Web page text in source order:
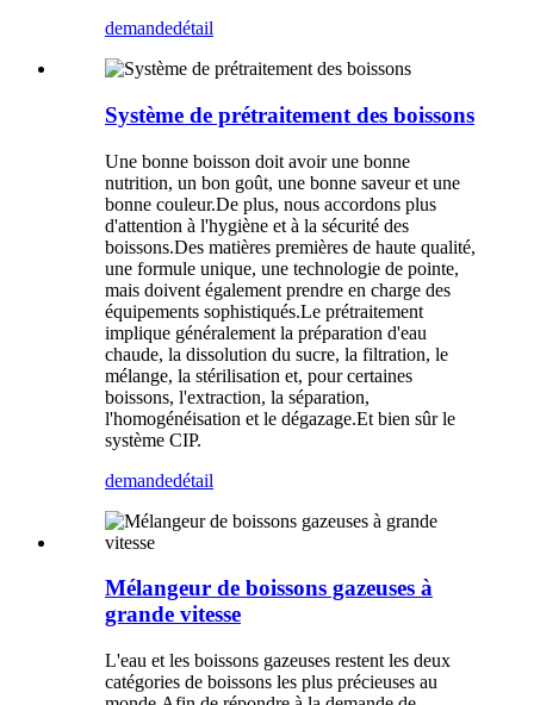
demandedétail
Système de prétraitement des boissons
Une bonne boisson doit avoir une bonne
nutrition, un bon goût, une bonne saveur et une
bonne couleur.De plus, nous accordons plus
d'attention à l'hygiène et à la sécurité des
boissons.Des matières premières de haute qualité,
une formule unique, une technologie de pointe,
mais doivent également prendre en charge des
équipements sophistiqués.Le prétraitement
implique généralement la préparation d'eau
chaude, la dissolution du sucre, la filtration, le
mélange, la stérilisation et, pour certaines
boissons, l'extraction, la séparation,
l'homogénéisation et le dégazage.Et bien sûr le
système CIP.
demandedétail
Mélangeur de boissons gazeuses à
grande vitesse
L'eau et les boissons gazeuses restent les deux
catégories de boissons les plus précieuses au